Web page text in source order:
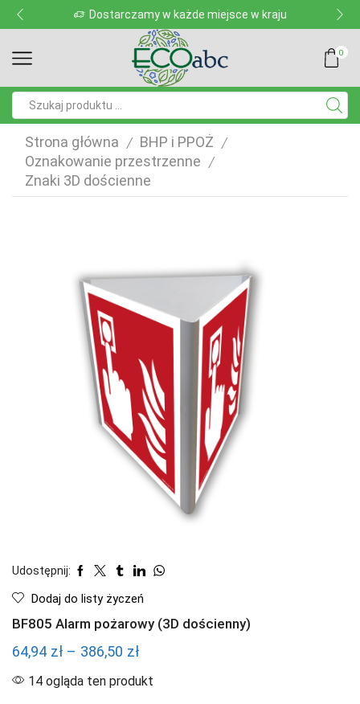
Dostarczamy w każde miejsce w kraju
0
Strona główna / BHP i PPOŻ /
Oznakowanie przestrzenne /
Znaki 3D dościenne
Udostępnij:
Dodaj do listy życzeń
BF805 Alarm pożarowy (3D dościenny)
64,94 zł – 386,50 złZakres
cen:
14 ogląda ten produkt